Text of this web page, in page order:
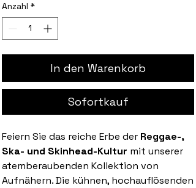
Anzahl *
In den Warenkorb
Sofortkauf
Feiern Sie das reiche Erbe der Reggae-,
Ska- und Skinhead-Kultur mit unserer
atemberaubenden Kollektion von
Aufnähern. Die kühnen, hochauflösenden